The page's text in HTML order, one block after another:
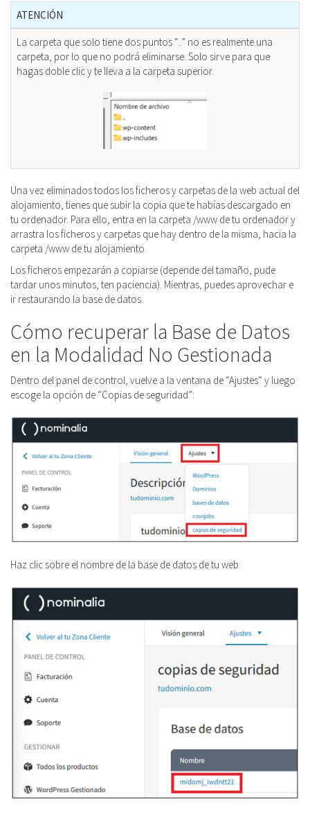
ATENCIÓN
La carpeta que solo tiene dos puntos “..” no es realmente una
carpeta, por lo que no podrá eliminarse. Solo sirve para que
hagas doble clic y te lleva a la carpeta superior.
Una vez eliminados todos los ficheros y carpetas de la web actual del
alojamiento, tienes que subir la copia que te habías descargado en
tu ordenador. Para ello, entra en la carpeta /www de tu ordenador y
arrastra los ficheros y carpetas que hay dentro de la misma, hacia la
carpeta /www de tu alojamiento.
Los ficheros empezarán a copiarse (depende del tamaño, pude
tardar unos minutos, ten paciencia). Mientras, puedes aprovechar e
ir restaurando la base de datos.
Cómo recuperar la Base de Datos
en la Modalidad No Gestionada
Dentro del panel de control, vuelve a la ventana de “Ajustes” y luego
escoge la opción de “Copias de seguridad”:
Haz clic sobre el nombre de la base de datos de tu web: